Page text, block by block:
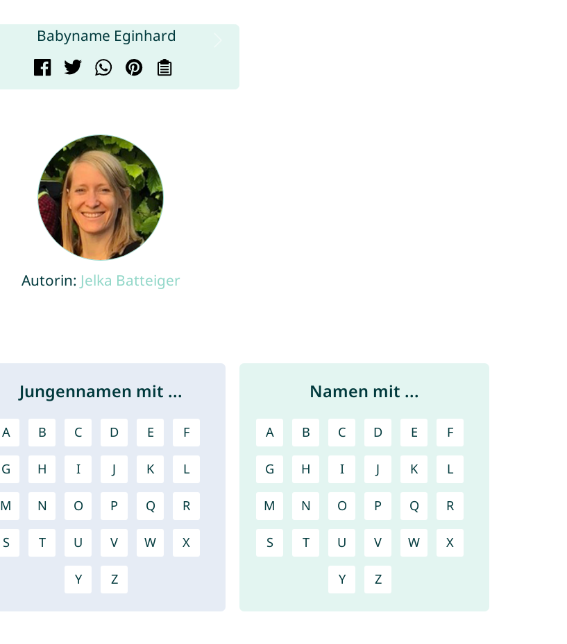
Autorin: Jelka Batteiger
Jungennamen mit ...
A B C D E F
G H I J K L
M N O P Q R
S T U V W X
Y Z
Namen mit ...
A B C D E F
G H I J K L
M N O P Q R
S T U V W X
Y Z